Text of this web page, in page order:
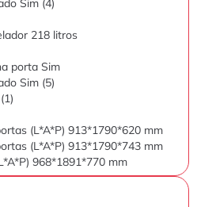
Sim (4)
218 litros
porta Sim
Sim (5)
(L*A*P) 913*1790*620 mm
(L*A*P) 913*1790*743 mm
968*1891*770 mm